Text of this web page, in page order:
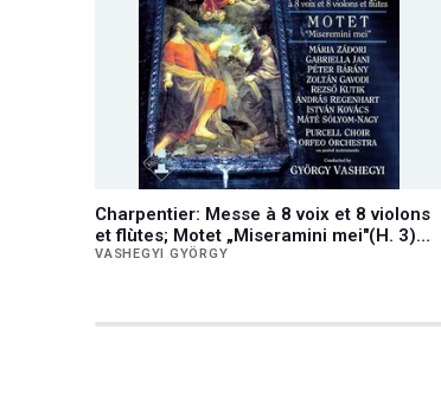
Charpentier: Messe à 8 voix et 8 violons
et flùtes; Motet „Miseramini mei"(H. 3)
Motet pour les Trépassés a 8
VASHEGYI GYÖRGY